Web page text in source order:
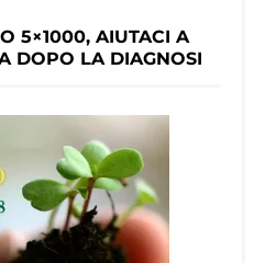
a
5×1000, AIUTACI A
DOPO LA DIAGNOSI